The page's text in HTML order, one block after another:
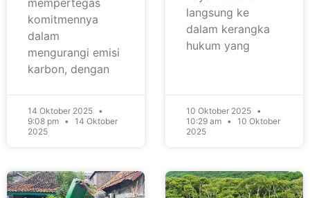
mempertegas
komitmennya
dalam
mengurangi emisi
karbon, dengan
14 Oktober 2025
9:08 pm
14 Oktober
2025
langsung ke
dalam kerangka
hukum yang
10 Oktober 2025
10:29 am
10 Oktober
2025